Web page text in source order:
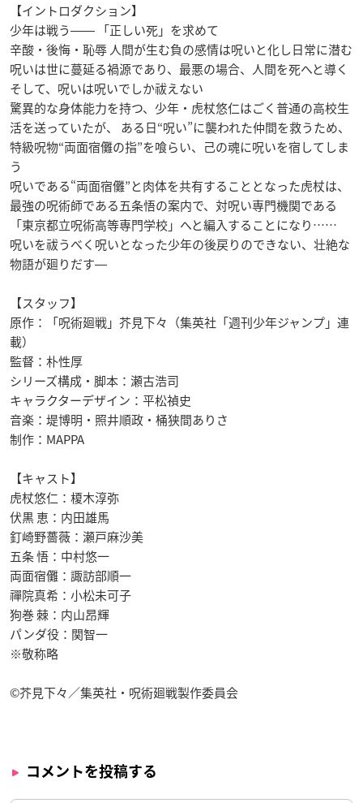
【イントロダクション】
少年は戦う―― 「正しい死」を求めて
辛酸・後悔・恥辱 人間が生む負の感情は呪いと化し日常に潜む
呪いは世に蔓延る禍源であり、最悪の場合、人間を死へと導く
そして、呪いは呪いでしか祓えない
驚異的な身体能力を持つ、少年・虎杖悠仁はごく普通の高校生
活を送っていたが、 ある日“呪い”に襲われた仲間を救うため、
特級呪物“両面宿儺の指”を喰らい、己の魂に呪いを宿してしま
う
呪いである“両面宿儺”と肉体を共有することとなった虎杖は、
最強の呪術師である五条悟の案内で、対呪い専門機関である
「東京都立呪術高等専門学校」へと編入することになり……
呪いを祓うべく呪いとなった少年の後戻りのできない、壮絶な
物語が廻りだす―
【スタッフ】
原作：「呪術廻戦」芥見下々（集英社「週刊少年ジャンプ」連
載）
監督：朴性厚
シリーズ構成・脚本：瀬古浩司
キャラクターデザイン：平松禎史
音楽：堤博明・照井順政・桶狭間ありさ
制作：MAPPA
【キャスト】
虎杖悠仁：榎木淳弥
伏黒 恵：内田雄馬
釘崎野薔薇：瀬戸麻沙美
五条 悟：中村悠一
両面宿儺：諏訪部順一
禪院真希：小松未可子
狗巻 棘：内山昂輝
パンダ役：関智一
※敬称略
©芥見下々／集英社・呪術廻戦製作委員会
コメントを投稿する